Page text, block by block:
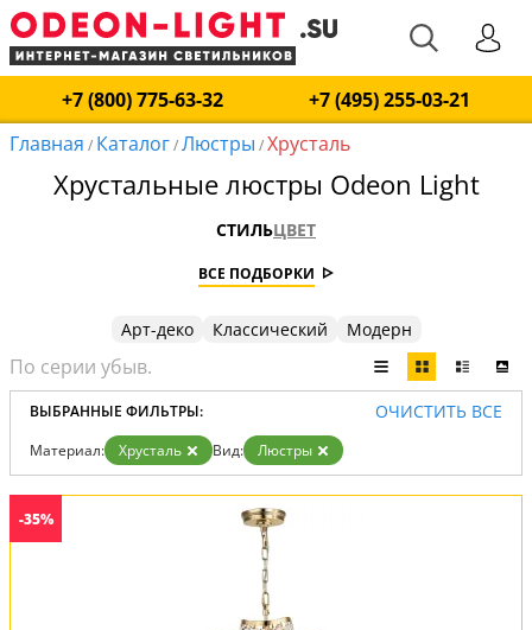
+7 (800) 775-63-32
+7 (495) 255-03-21
Главная / Каталог/Люстры /Хрусталь
Хрустальные люстры Odeon Light
СТИЛЬЦВЕТ
ВСЕ ПОДБОРКИ
Арт-деко Классический Модерн
ВЫБРАННЫЕ ФИЛЬТРЫ: ОЧИСТИТЬ ВСЕ
Материал: Хрусталь Вид: Люстры
-35%